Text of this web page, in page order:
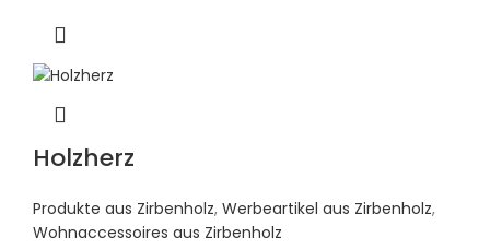
Holzherz
Produkte aus Zirbenholz, Werbeartikel aus Zirbenholz,
Wohnaccessoires aus Zirbenholz